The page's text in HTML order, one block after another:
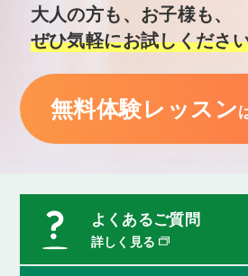
大人の方も、お子様も、
ぜひ気軽にお試しくださ
無料体験レッスン
よくあるご質問
詳しく見る